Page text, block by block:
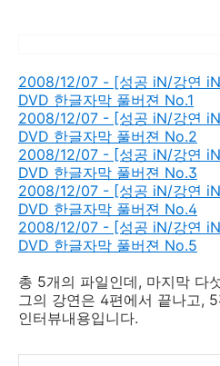
2008/12/07 - [성공 iN/강연
DVD 한글자막 풀버젼 No.1
2008/12/07 - [성공 iN/강연
DVD 한글자막 풀버젼 No.2
2008/12/07 - [성공 iN/강연
DVD 한글자막 풀버젼 No.3
2008/12/07 - [성공 iN/강연
DVD 한글자막 풀버젼 No.4
2008/12/07 - [성공 iN/강연
DVD 한글자막 풀버젼 No.5
총 5개의 파일인데, 마지막 다
그의 강연은 4편에서 끝나고,
인터뷰내용입니다.